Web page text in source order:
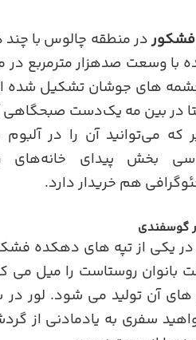
فشکوردر منطقه چالوس با چند
با وسعت صدهزار مترمربع در
های جوشان تشکیل شده
در بین مه یک‌دست
که می‌توانید آن را در
بخش پیدای
هم خریدار دارد.
گوسفندی
یکی از تپه های دهکده
روستاست را میل می
های آن تولید می شود. لور
سفری به یادمادنی از